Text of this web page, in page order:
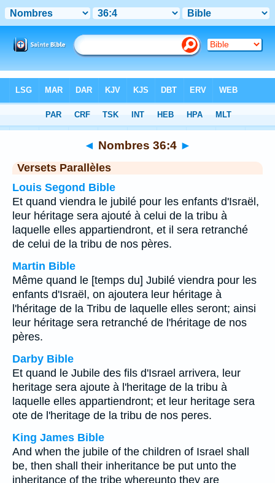
Chapitre 36> Verset 4
◄ Nombres 36:4 ►
Versets Parallèles
Louis Segond Bible
Et quand viendra le jubilé pour les enfants d'Israël,
leur héritage sera ajouté à celui de la tribu à
laquelle elles appartiendront, et il sera retranché
de celui de la tribu de nos pères.
Martin Bible
Même quand le [temps du] Jubilé viendra pour les
enfants d'Israël, on ajoutera leur héritage à
l'héritage de la Tribu de laquelle elles seront; ainsi
leur héritage sera retranché de l'héritage de nos
pères.
Darby Bible
Et quand le Jubile des fils d'Israel arrivera, leur
heritage sera ajoute à l'heritage de la tribu à
laquelle elles appartiendront; et leur heritage sera
ote de l'heritage de la tribu de nos peres.
King James Bible
And when the jubile of the children of Israel shall
be, then shall their inheritance be put unto the
inheritance of the tribe whereunto they are